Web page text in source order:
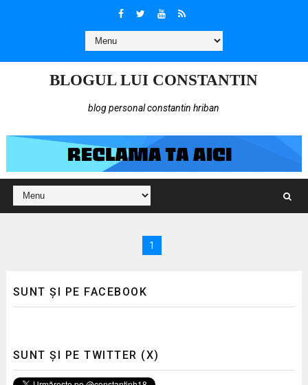
BLOGUL LUI CONSTANTIN
blog personal constantin hriban
1
SUNT ȘI PE FACEBOOK
SUNT ȘI PE TWITTER (X)